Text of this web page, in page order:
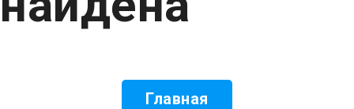
Главная